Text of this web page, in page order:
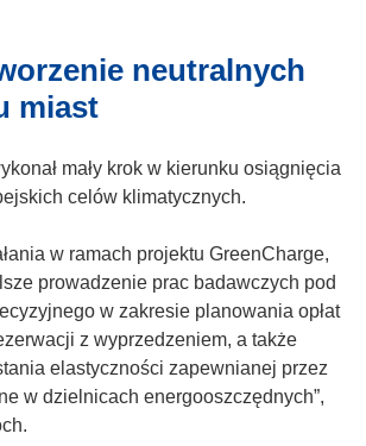
neutralnych
miast
mały krok w kierunku osiągnięcia
celów klimatycznych.
w ramach projektu GreenCharge,
prowadzenie prac badawczych pod
w zakresie planowania opłat
z wyprzedzeniem, a także
elastyczności zapewnianej przez
w dzielnicach energooszczędnych”,